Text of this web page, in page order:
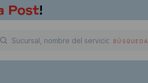
BÚSQUEDA